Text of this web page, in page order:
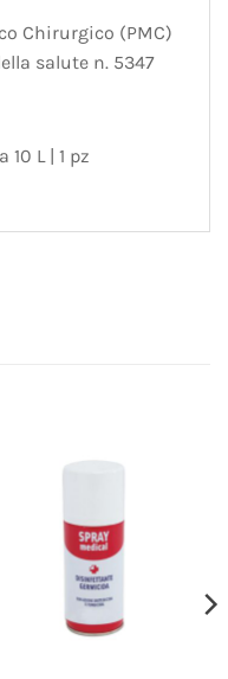
Chirurgico (PMC)
salute n. 5347
L | 1 pz